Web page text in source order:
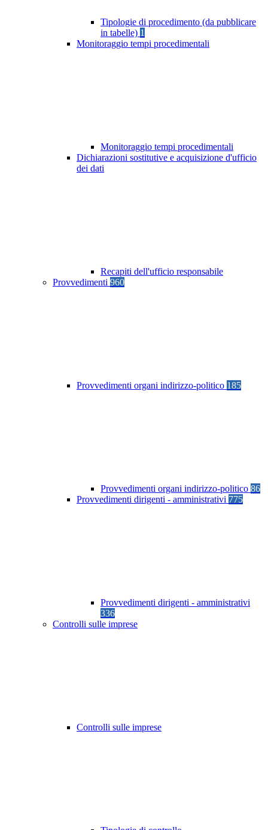
Tipologie di procedimento (da pubblicare
in tabelle) 1
Monitoraggio tempi procedimentali
Monitoraggio tempi procedimentali
Dichiarazioni sostitutive e acquisizione d'ufficio
dei dati
Recapiti dell'ufficio responsabile
Provvedimenti 960
Provvedimenti organi indirizzo-politico 185
Provvedimenti organi indirizzo-politico 86
Provvedimenti dirigenti - amministrativi 775
Provvedimenti dirigenti - amministrativi
336
Controlli sulle imprese
Controlli sulle imprese